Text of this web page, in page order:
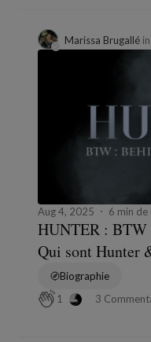
Marissa Brugallé in
Aug 4, 2025 6 min de
HUNTER :
Qui sont Hunter
Biographie
1
3